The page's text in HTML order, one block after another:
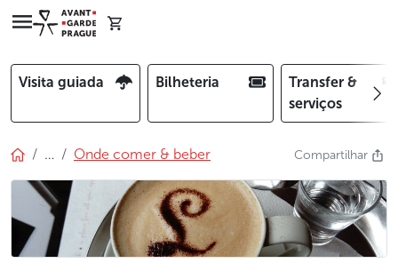
Visita guiada Bilheteria
Transfer &
serviços
… Onde comer & beber Compartilhar